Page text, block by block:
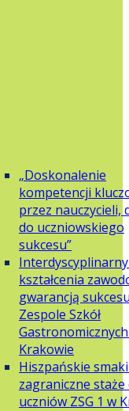
„Doskonalenie
kompetencji
przez nauczycieli,
do uczniowskiego
sukcesu”
kształcenia
gwarancją
Zespole Szkół
Krakowie
Hiszpańskie
zagraniczne staże
uczniów ZSG 1 w